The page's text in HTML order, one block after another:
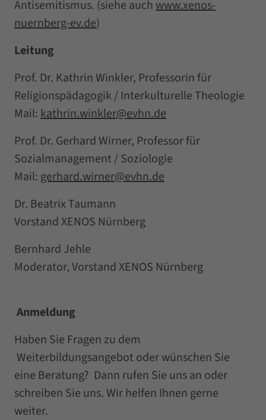
Antisemitismus. (siehe auchwww.xenos-
nuernberg-ev.de)
Leitung
Prof. Dr. Kathrin Winkler, Professorin für
Religionspädagogik / Interkulturelle Theologie
Mail:kathrin.winkler@evhn.de
Prof. Dr. Gerhard Wirner, Professor für
Sozialmanagement / Soziologie
Mail: gerhard.wirner@evhn.de
Dr. Beatrix Taumann
Vorstand XENOS Nürnberg
Bernhard Jehle
Moderator, Vorstand XENOS Nürnberg
Anmeldung
Haben Sie Fragen zu dem
Weiterbildungsangebot oder wünschen Sie
eine Beratung? Dann rufen Sie uns an oder
schreiben Sie uns. Wir helfen Ihnen gerne
weiter.